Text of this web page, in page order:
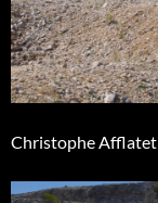
Christophe Afflatet